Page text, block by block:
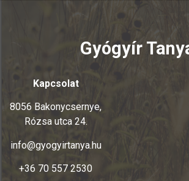
Gyógyír
Kapcsolat
8056 Bakonycsernye,
Rózsa utca 24.
info@gyogyirtanya.hu
+36 70 557 2530